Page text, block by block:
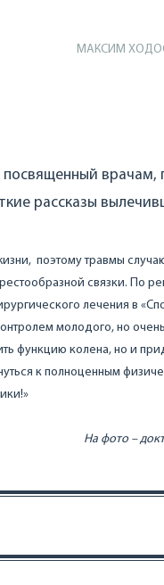
МАКСИМ
рассказы
поэтому травмы
связки. По
лечения в
молодого, но
функцию колена, но и
к полноценным
На фото –